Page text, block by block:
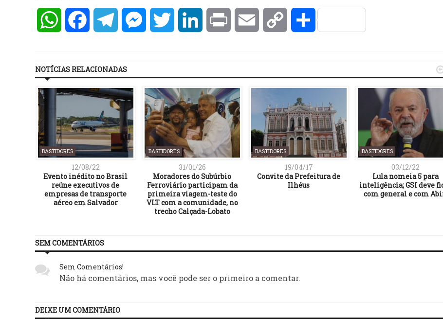
WhatsAppFacebookTelegramMessengerTwitter LinkedInPrint Email Copy Compartilhar
NOTÍCIAS RELACIONADAS
BASTIDORES
12/08/22
Evento inédito no Brasil
reúne executivos de
empresas de transporte
aéreo em Salvador
BASTIDORES
31/01/26
Moradores do Subúrbio
Ferroviário participam da
primeira viagem-teste do
VLT com a comunidade, no
trecho Calçada-Lobato
BASTIDORES
19/04/17
Convite da Prefeitura de
Ilhéus
BASTIDORES
03/12/22
Lula nomeia 5 para
inteligência; GSI deve
com general e com
SEM COMENTÁRIOS
Sem Comentários!
Não há comentários, mas você pode ser o primeiro a comentar.
DEIXE UM COMENTÁRIO